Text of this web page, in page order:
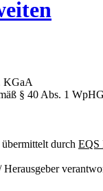
KGaA
§ 40 Abs. 1
durch EQS